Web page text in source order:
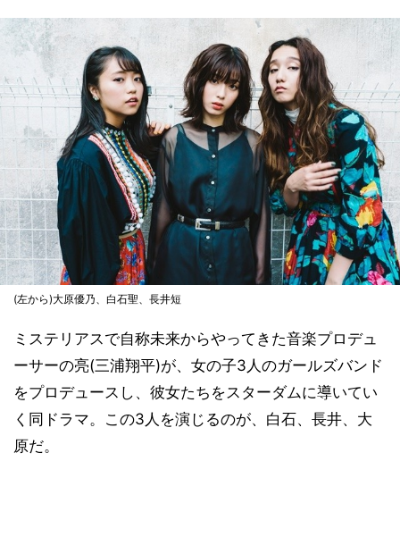
(左から)大原優乃、白石聖、長井短
ミステリアスで自称未来からやってきた音楽プロデュ
ーサーの亮(三浦翔平)が、女の子3人のガールズバンド
をプロデュースし、彼女たちをスターダムに導いてい
く同ドラマ。この3人を演じるのが、白石、長井、大
原だ。